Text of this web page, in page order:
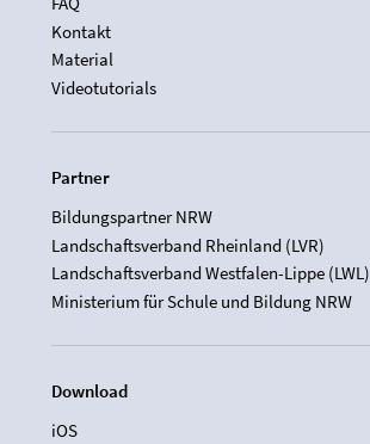
Kontakt
Material
Videotutorials
Partner
Bildungspartner NRW
Landschaftsverband Rheinland (LVR)
Landschaftsverband Westfalen-Lippe (LWL)
Ministerium für Schule und Bildung NRW
Download
iOS